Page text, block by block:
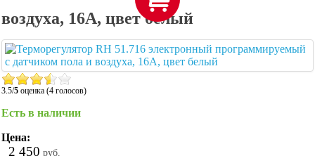
воздуха, 16А, цвет белый
3.5/5 оценка (4 голосов)
Есть в наличии
Цена:
2 450 руб.